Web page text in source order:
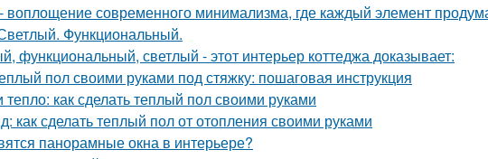
воплощение современного минимализма, где каждый элемент
Функциональный.
функциональный, светлый - этот интерьер коттеджа доказывает:
пол своими руками под стяжку: пошаговая инструкция
тепло: как сделать теплый пол своими руками
как сделать теплый пол от отопления своими руками
панорамные окна в интерьере?